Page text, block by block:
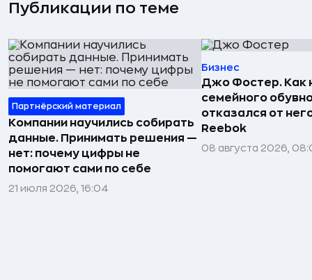
Публикации по теме
Партнёрский материал
Компании научились собирать
данные. Принимать решения —
нет: почему цифры не
помогают сами по себе
21 июля 2026, 16:04
Бизнес
Джо Фостер. Как
семейного
отказался от
Reebok
08 августа 2026,